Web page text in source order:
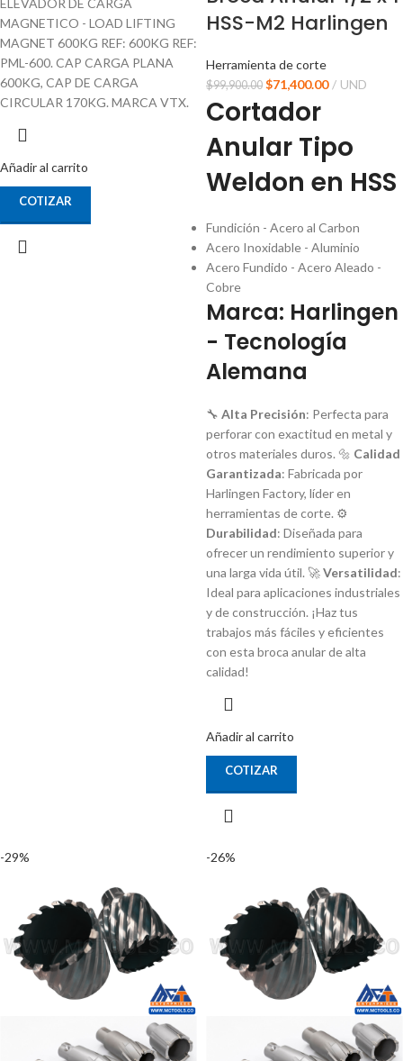
ELEVADOR DE CARGA
MAGNETICO - LOAD LIFTING
MAGNET 600KG REF: 600KG REF:
PML-600. CAP CARGA PLANA
600KG, CAP DE CARGA
CIRCULAR 170KG. MARCA VTX.
Añadir al carrito
COTIZAR
HSS-M2 Harlingen
Herramienta de corte
$99,900.00 $71,400.00 UND
Cortador
Anular Tipo
Weldon en HSS
Fundición - Acero al Carbon
Acero Inoxidable - Aluminio
Acero Fundido - Acero Aleado -
Cobre
Marca: Harlingen
- Tecnología
Alemana
🔧 Alta Precisión: Perfecta para
perforar con exactitud en metal y
otros materiales duros. 🔩 Calidad
Garantizada: Fabricada por
Harlingen Factory, líder en
herramientas de corte. ⚙️
Durabilidad: Diseñada para
ofrecer un rendimiento superior y
una larga vida útil. 🚀Versatilidad:
Ideal para aplicaciones industriales
y de construcción. ¡Haz tus
trabajos más fáciles y eficientes
con esta broca anular de alta
calidad!
Añadir al carrito
COTIZAR
-29% -26%